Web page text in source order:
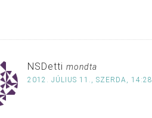
NSDetti mondta
2012. JÚLIUS 11., SZERDA, 14:28